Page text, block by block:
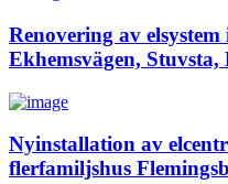
Renovering av
Ekhemsvägen,
Nyinstallation av
flerfamiljshus